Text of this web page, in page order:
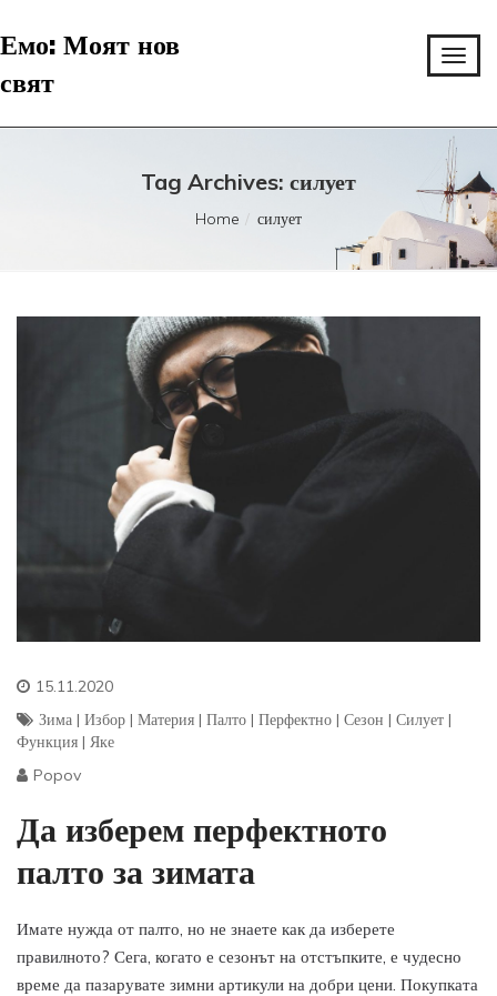
Емо: Моят нов
свят
Tag Archives: силует
Home силует
15.11.2020
Зима | Избор | Материя | Палто | Перфектно | Сезон | Силует |
Функция | Яке
Popov
Да изберем перфектното
палто за зимата
Имате нужда от палто, но не знаете как да изберете
правилното? Сега, когато е сезонът на отстъпките, е чудесно
време да пазарувате зимни артикули на добри цени. Покупката